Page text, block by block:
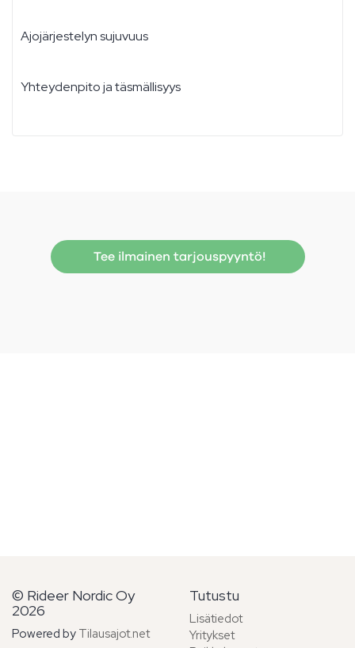
Ajojärjestelyn sujuvuus
Yhteydenpito ja täsmällisyys
Tee ilmainen tarjouspyyntö!
© Rideer Nordic Oy
2026
Powered by Tilausajot.net
Tutustu
Lisätiedot
Yritykset